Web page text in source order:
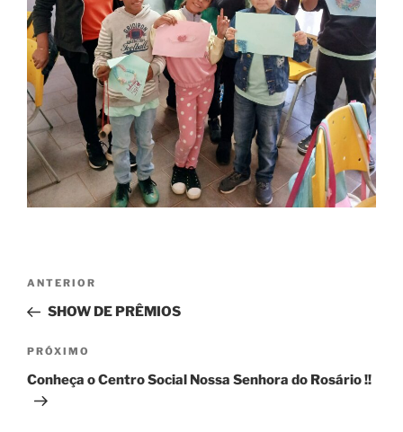
Navegação
Post
Post
anterior
ANTERIOR
SHOW DE PRÊMIOS
Próximo
post
PRÓXIMO
Conheça o Centro Social Nossa Senhora do Rosário !!